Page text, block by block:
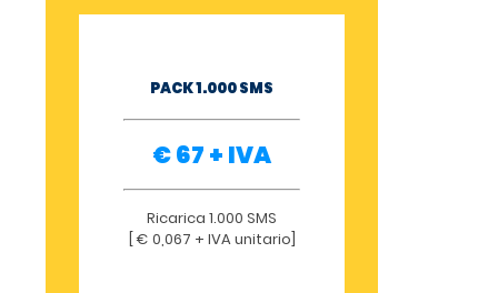
PACK 1.000 SMS
€ 67 + IVA
Ricarica 1.000 SMS
[ € 0,067 + IVA unitario]